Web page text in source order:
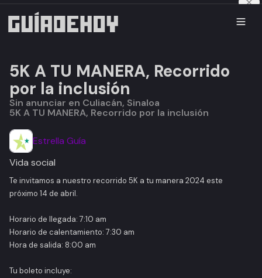
5K A TU MANERA, Recorrido
por la inclusión
Sin anunciar en Culiacán, Sinaloa
5K A TU MANERA, Recorrido por la inclusión
Estrella Guía
Vida social
Te invitamos a nuestro recorrido 5K a tu manera 2024 este
próximo 14 de abril.
Horario de llegada: 7:10 am
Horario de calentamiento: 7:30 am
Hora de salida: 8:00 am
Tu boleto incluye: